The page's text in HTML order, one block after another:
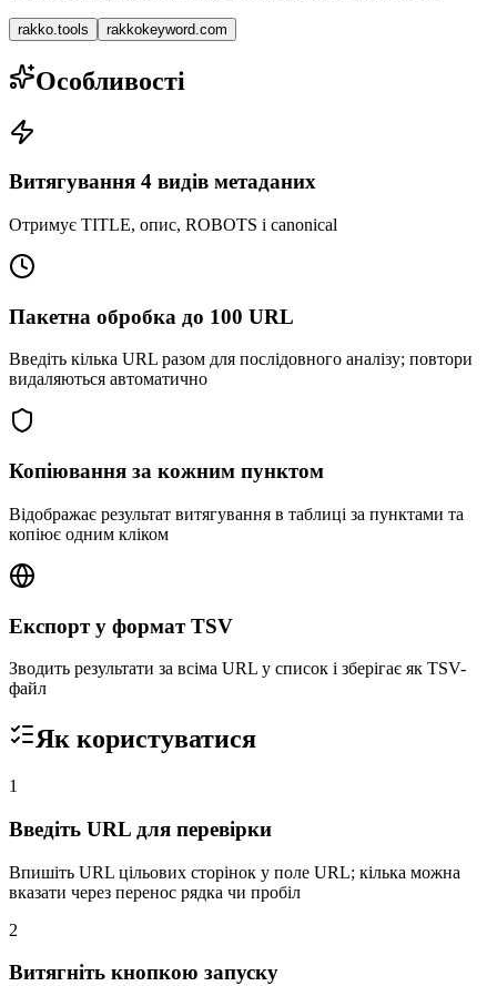
rakko.tools rakkokeyword.com
Особливості
Витягування 4 видів метаданих
Отримує TITLE, опис, ROBOTS і canonical
Пакетна обробка до 100 URL
Введіть кілька URL разом для послідовного аналізу; повтори
видаляються автоматично
Копіювання за кожним пунктом
Відображає результат витягування в таблиці за пунктами та
копіює одним кліком
Експорт у формат TSV
Зводить результати за всіма URL у список і зберігає як TSV-
файл
Як користуватися
1
Введіть URL для перевірки
Впишіть URL цільових сторінок у поле URL; кілька можна
вказати через перенос рядка чи пробіл
2
Витягніть кнопкою запуску